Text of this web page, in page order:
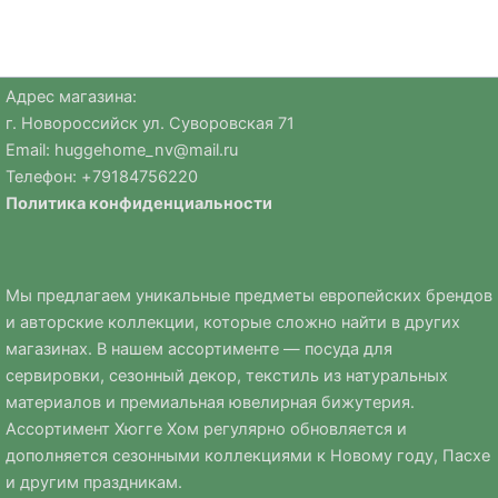
Адрес магазина:
г. Новороссийск ул. Суворовская 71
Email: huggehome_nv@mail.ru
Телефон: +79184756220
Политика конфиденциальности
Мы предлагаем уникальные предметы европейских брендов
и авторские коллекции, которые сложно найти в других
магазинах. В нашем ассортименте — посуда для
сервировки, сезонный декор, текстиль из натуральных
материалов и премиальная ювелирная бижутерия.
Ассортимент Хюгге Хом регулярно обновляется и
дополняется сезонными коллекциями к Новому году, Пасхе
и другим праздникам.